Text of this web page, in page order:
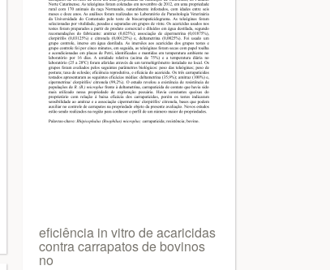
eficiência in vitro de acaricidas
contra carrapatos de bovinos
no